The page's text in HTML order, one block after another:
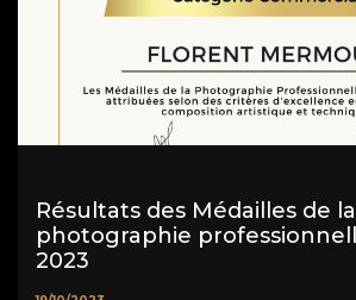
Résultats des Médailles de la
photographie
2023